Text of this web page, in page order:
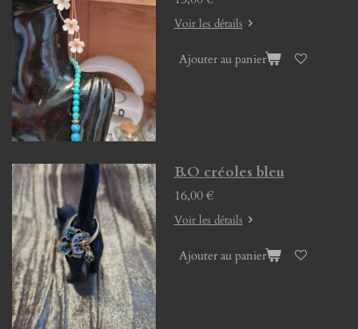
Voir les détails
Ajouter au panier
B.O créoles bleu
16,00 €
Voir les détails
Ajouter au panier